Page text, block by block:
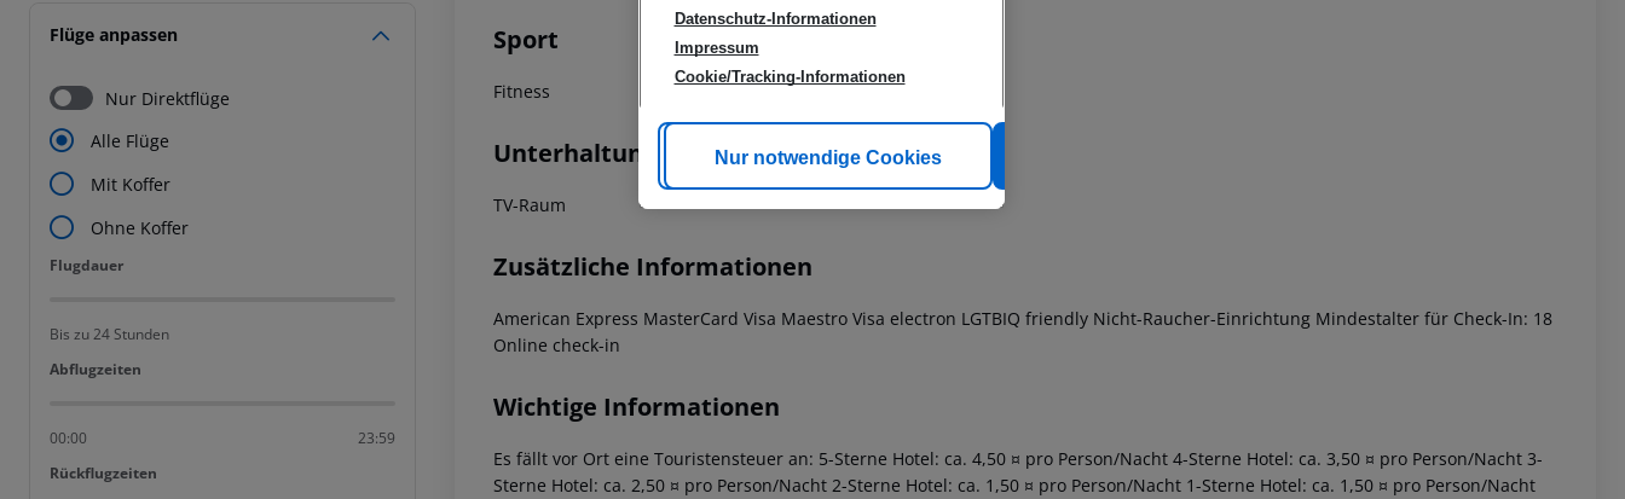
Flüge anpassen
Nur Direktflüge
Alle Flüge
Mit Koffer
Ohne Koffer
Flugdauer
Flugdauer
Bis zu 24 Stunden
Abflugzeiten
Abflugzeiten
00:00 23:59
Rückflugzeiten
Rückflugzeiten
Sport
Fitness
Unterhaltung
TV-Raum
Zusätzliche Informationen
American Express MasterCard Visa Maestro Visa electron LGTBIQ friendly Nicht-Raucher-Einrichtung Mindestalter für Check-In: 18
Online check-in
Wichtige Informationen
Es fällt vor Ort eine Touristensteuer an: 5-Sterne Hotel: ca. 4,50 ¤ pro Person/Nacht 4-Sterne Hotel: ca. 3,50 ¤ pro Person/Nacht 3-
Sterne Hotel: ca. 2,50 ¤ pro Person/Nacht 2-Sterne Hotel: ca. 1,50 ¤ pro Person/Nacht 1-Sterne Hotel: ca. 1,50 ¤ pro Person/Nacht
Datenschutz-Informationen
Impressum
Cookie/Tracking-Informationen
Cookie anpassen
Nur notwendige Cookies